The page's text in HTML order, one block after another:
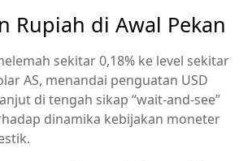
Rupiah di Awal Pekan
sekitar 0,18% ke level sekitar
AS, menandai penguatan USD
di tengah sikap “wait‑and‑see”
dinamika kebijakan moneter